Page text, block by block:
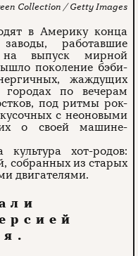
Collection / Getty Images
в Америку конца
работавшие
выпуск мирной
поколение бэби-
жаждущих
по вечерам
под ритмы рок-
с неоновыми
о своей машине-
хот-родов:
собранных из старых
двигателями.